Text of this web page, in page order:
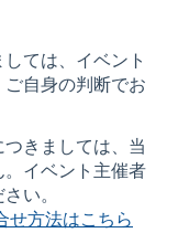
ては、イベント
自身の判断でお
きましては、当
イベント主催者
い。
せ方法はこちら